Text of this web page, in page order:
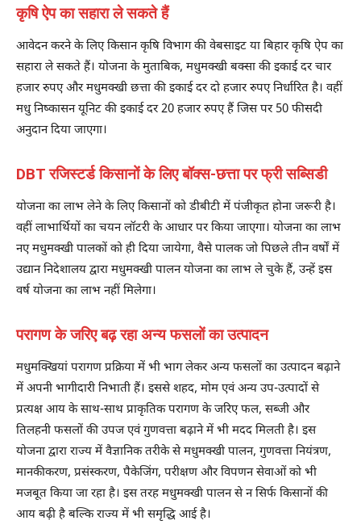
कृषि ऐप का सहारा ले सकते हैं
आवेदन करने के लिए किसान कृषि विभाग की वेबसाइट या बिहार कृषि ऐप का
सहारा ले सकते हैं। योजना के मुताबिक, मधुमक्खी बक्सा की इकाई दर चार
हजार रुपए और मधुमक्खी छत्ता की इकाई दर दो हजार रुपए निर्धारित है। वहीं
मधु निष्कासन यूनिट की इकाई दर 20 हजार रुपए हैं जिस पर 50 फीसदी
अनुदान दिया जाएगा।
DBT रजिस्टर्ड किसानों के लिए बॉक्स-छत्ता पर फ्री सब्सिडी
योजना का लाभ लेने के लिए किसानों को डीबीटी में पंजीकृत होना जरूरी है।
वहीं लाभार्थियों का चयन लॉटरी के आधार पर किया जाएगा। योजना का लाभ
नए मधुमक्खी पालकों को ही दिया जायेगा, वैसे पालक जो पिछले तीन वर्षों में
उद्यान निदेशालय द्वारा मधुमक्खी पालन योजना का लाभ ले चुके हैं, उन्हें इस
वर्ष योजना का लाभ नहीं मिलेगा।
परागण के जरिए बढ़ रहा अन्य फसलों का उत्पादन
मधुमक्खियां परागण प्रक्रिया में भी भाग लेकर अन्य फसलों का उत्पादन बढ़ाने
में अपनी भागीदारी निभाती हैं। इससे शहद, मोम एवं अन्य उप-उत्पादों से
प्रत्यक्ष आय के साथ-साथ प्राकृतिक परागण के जरिए फल, सब्जी और
तिलहनी फसलों की उपज एवं गुणवत्ता बढ़ाने में भी मदद मिलती है। इस
योजना द्वारा राज्य में वैज्ञानिक तरीके से मधुमक्खी पालन, गुणवत्ता नियंत्रण,
मानकीकरण, प्रसंस्करण, पैकेजिंग, परीक्षण और विपणन सेवाओं को भी
मजबूत किया जा रहा है। इस तरह मधुमक्खी पालन से न सिर्फ किसानों की
आय बढ़ी है बल्कि राज्य में भी समृद्धि आई है।